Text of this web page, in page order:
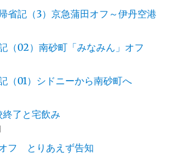
省記（3）京急蒲田オフ～伊丹空港
（02）南砂町「みなみん」オフ
（01）シドニーから南砂町へ
了と宅飲み
フ とりあえず告知